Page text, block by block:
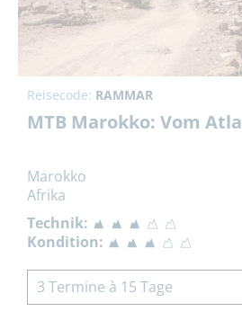
Reisecode: RAMMAR
MTB Marokko: Vom
Marokko
Afrika
Technik:
Kondition:
3 Termine à 15 Tage